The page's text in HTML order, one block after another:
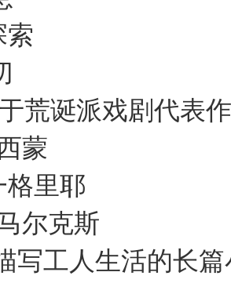
于探索
荒诞派戏剧代表
德·西
伯一格里
尔克斯
写工人生活的长